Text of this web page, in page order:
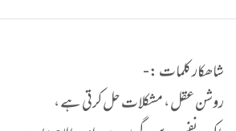
شاھکار کلمات :-
روشن عقل ، مشکلات حل کرتی ہے ،